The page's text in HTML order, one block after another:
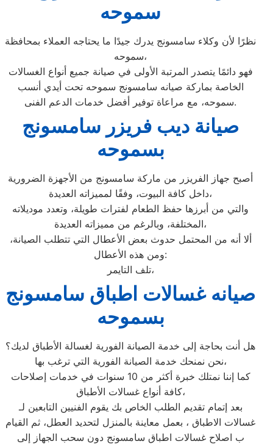
سموحه
نظرًا لأن وكلاء سامسونج يدرك جيدًا ما يحتاجه العملاء بمحافظة
سموحه،
فهو دائمًا يتصدر المرتبة الأولى في صيانة جميع أنواع الغسالات
الخاصة بماركة صيانه سامسونج سموحه تحت أيدي أنسب
سموحه، مع مراعاة توفير أفضل خدمات الدعم الفنى.
صيانة ديب فريزر سامسونج
بسموحه
أصبح جهاز الفريزر من ماركة سامسونج من الأجهزة الضرورية
داخل كافة البيوت، وفقًا لمميزاته العديدة،
والتي من أبرزها حفظ الطعام لفترات طويلة، وتعدد موديلاته
المختلفة، وبالرغم من مميزاته العديدة،
ألا أنه من المحتمل حدوث بعض الأعطال التي تتطلب الصيانة،
ومن هذه الأعطال:
تلف التايمر،
صيانه غسالات اطباق سامسونج
بسموحه
هل أنت بحاجة إلى خدمة الصيانة الفورية لغسالة الأطباق لديك؟
نحن نمنحك خدمة الصيانة الفورية التي ترغب بها،
كما إننا نمتلك خبرة أكثر من 10 سنوات في خدمات إصلاحات
كافة أنواع غسالات الأطباق،
بعد إتمام تقديم الطلب الخاص بك يقوم الفنيين التابعين لـ
غسالات الاطباق ، بعمل معاينة بالمنزل لتحديد العطل، ثم القيام
ب اصلاح غسالات اطباق سامسونج دون سحب الجهاز إلى